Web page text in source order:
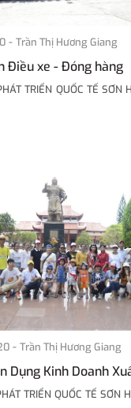
- Trần Thị Hương Giang
Điều xe - Đóng hàng
TRIỂN QUỐC TẾ
- Trần Thị Hương Giang
Dụng Kinh Doanh
TRIỂN QUỐC TẾ